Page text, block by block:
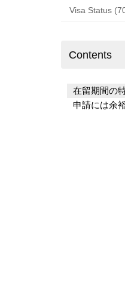
Visa Status
Contents
在留期間の
申請には余